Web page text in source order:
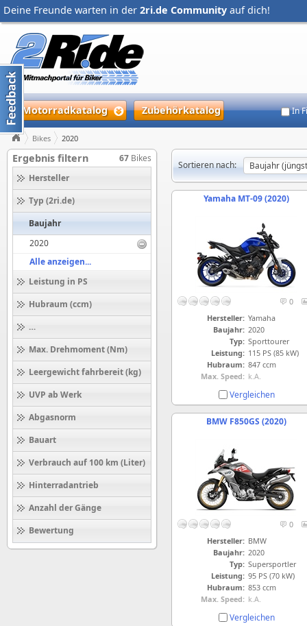
Deine Freunde warten in der 2ri.de Community auf dich!
Motorradkatalog Zubehörkatalog In
Bikes 2020
Ergebnis filtern 67 Bikes
Hersteller
Typ (2ri.de)
Baujahr
2020
Alle anzeigen...
Leistung in PS
Hubraum (ccm)
Höchstgeschwindigkeit (km/h)
Max. Drehmoment (Nm)
Leergewicht fahrbereit (kg)
UVP ab Werk
Abgasnorm
Bauart
Verbrauch auf 100 km (Liter)
Hinterradantrieb
Anzahl der Gänge
Bewertung
Sortieren nach:
Yamaha MT-09 (2020)
0
Hersteller: Yamaha
Baujahr: 2020
Typ: Sporttourer
Leistung: 115 PS (85 kW)
Hubraum: 847 ccm
Max. Speed: k.A.
Vergleichen
BMW F850GS (2020)
0
Hersteller: BMW
Baujahr: 2020
Typ: Supersportler
Leistung: 95 PS (70 kW)
Hubraum: 853 ccm
Max. Speed: k.A.
Vergleichen